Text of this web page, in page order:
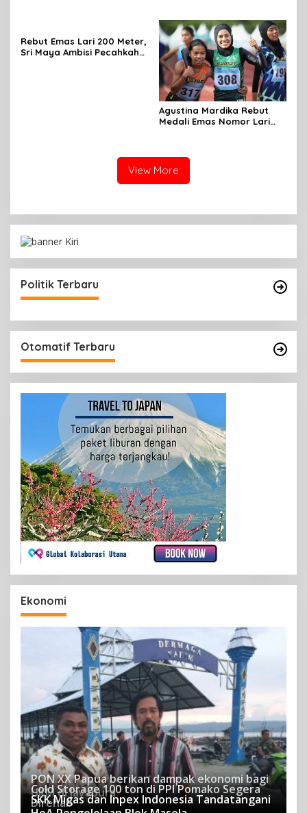
Rebut Emas Lari 200 Meter,
Sri Maya Ambisi Pecahkah
Agustina Mardika Rebut
Medali Emas Nomor Lari
View More
Politik Terbaru
Otomatif Terbaru
Ekonomi
PON XX Papua berikan dampak ekonomi bagi
UKM di Jayapura
118 Dilihat
Cold Storage 100 ton di PPI Pomako Segera
Direhab
SKK Migas dan Inpex Indonesia Tandatangani